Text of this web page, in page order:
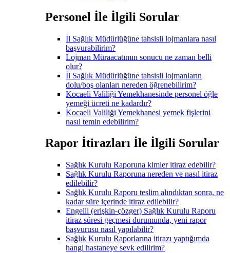
Personel İle İlgili Sorular
İl Sağlık Müdürlüğüne tahsisli lojmanlara nasıl
başvurabilirim?
Lojman Müraacatımın sonucu ne zaman belli
olur?
İl Sağlık Müdürlüğüne tahsisli lojmanların
dolu/boş olanları nereden öğrenebilirim?
Kocaeli Valiliği Yemekhanesinde personel öğle
yemeği ücreti ne kadardır?
Kocaeli Valiliği Yemekhanesi yemek fişlerini
nasıl temin edebilirim?
Rapor İtirazları İle İlgili Sorular
Sağlık Kurulu Raporuna kimler itiraz edebilir?
Sağlık Kurulu Raporuna nereden ve nasıl itiraz
edilebilir?
Sağlık Kurulu Raporu teslim alındıktan sonra, ne
kadar süre içerinde itiraz edilebilir?
Engelli (erişkin-çözger) Sağlık Kurulu Raporu
itiraz süresi geçmesi durumunda, yeni rapor
başvurusu nasıl yapılabilir?
Sağlık Kurulu Raporlarına itirazı yaptığımda
hangi hastaneye sevk edilirim?